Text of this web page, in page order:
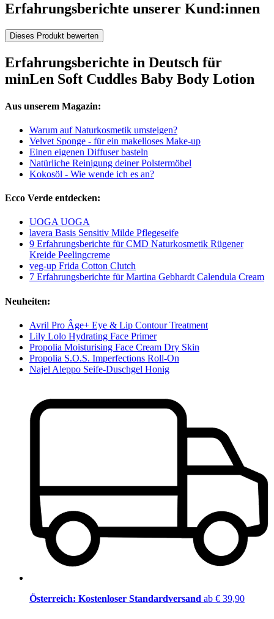
Erfahrungsberichte unserer Kund:innen
Dieses Produkt bewerten
Erfahrungsberichte in Deutsch für
minLen Soft Cuddles Baby Body Lotion
Aus unserem Magazin:
Warum auf Naturkosmetik umsteigen?
Velvet Sponge - für ein makelloses Make-up
Einen eigenen Diffuser basteln
Natürliche Reinigung deiner Polstermöbel
Kokosöl - Wie wende ich es an?
Ecco Verde entdecken:
UOGA UOGA
lavera Basis Sensitiv Milde Pflegeseife
9 Erfahrungsberichte für CMD Naturkosmetik Rügener
Kreide Peelingcreme
veg-up Frida Cotton Clutch
7 Erfahrungsberichte für Martina Gebhardt Calendula Cream
Neuheiten:
Avril Pro Âge+ Eye & Lip Contour Treatment
Lily Lolo Hydrating Face Primer
Propolia Moisturising Face Cream Dry Skin
Propolia S.O.S. Imperfections Roll-On
Najel Aleppo Seife-Duschgel Honig
Österreich: Kostenloser Standardversand ab € 39,90